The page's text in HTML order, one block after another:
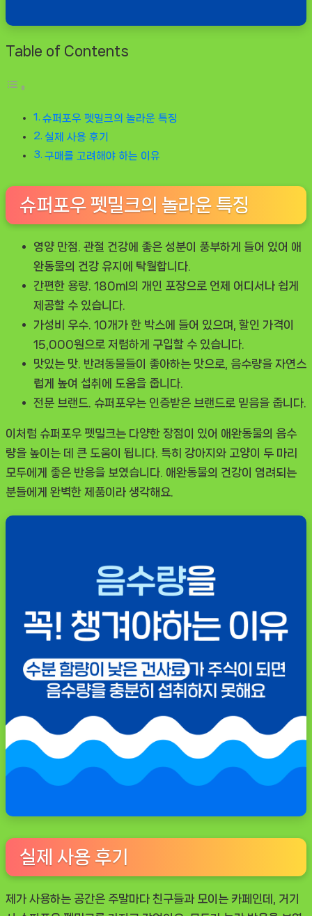
Table of Contents
슈퍼포우 펫밀크의 놀라운 특징
실제 사용 후기
구매를 고려해야 하는 이유
슈퍼포우 펫밀크의 놀라운 특징
영양 만점. 관절 건강에 좋은 성분이 풍부하게 들어 있어 애
완동물의 건강 유지에 탁월합니다.
간편한 용량. 180ml의 개인 포장으로 언제 어디서나 쉽게
제공할 수 있습니다.
가성비 우수. 10개가 한 박스에 들어 있으며, 할인 가격이
15,000원으로 저렴하게 구입할 수 있습니다.
맛있는 맛. 반려동물들이 좋아하는 맛으로, 음수량을 자연스
럽게 높여 섭취에 도움을 줍니다.
전문 브랜드.
슈퍼포우는 인증받은 브랜드로 믿음을 줍니다.
이처럼 슈퍼포우 펫밀크는 다양한 장점이 있어 애완동물의 음수
량을 높이는 데 큰 도움이 됩니다. 특히 강아지와 고양이 두 마리
모두에게 좋은 반응을 보였습니다. 애완동물의 건강이 염려되는
분들에게 완벽한 제품이라 생각해요.
실제 사용 후기
제가 사용하는 공간은 주말마다 친구들과 모이는 카페인데, 거기